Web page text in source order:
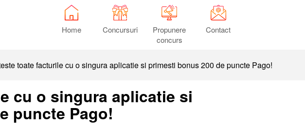
Home Concursuri
Propunere
concurs
Contact
toate facturile cu o singura aplicatie si primesti bonus 200 de puncte Pago!
cu o singura aplicatie si
puncte Pago!